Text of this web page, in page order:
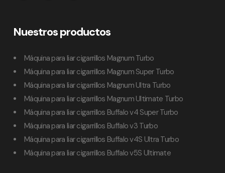
Nuestros productos
Máquina para liar cigarrillos Magnum Turbo
Máquina para liar cigarrillos Magnum Super Turbo
Máquina para liar cigarrillos Magnum Ultra Turbo
Máquina para liar cigarrillos Magnum Ultimate Turbo
Máquina para liar cigarrillos Buffalo v4 Super Turbo
Máquina para liar cigarrillos Buffalo v3 Turbo
Máquina para liar cigarrillos Buffalo v4S Ultra Turbo
Máquina para liar cigarrillos Buffalo v5S Ultimate